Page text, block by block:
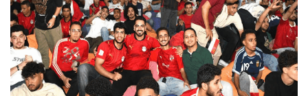
الخريجين
الموظفون